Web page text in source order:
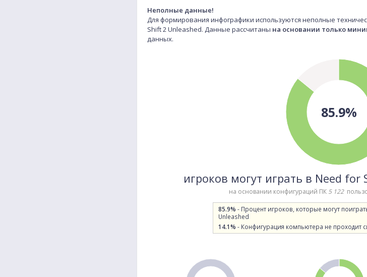
Неполные данные!
Для формирования инфографики используются неполные
Shift 2 Unleashed. Данные рассчитаны на основании только
данных.
85.9%
игроков могут играть в Need
на основании конфигураций ПК 5 122
85.9% - Процент игроков, которые могут
Unleashed
14.1% - Конфигурация компьютера не проходит